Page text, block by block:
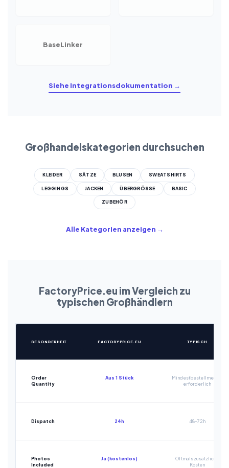
BaseLinker
Siehe Integrationsdokumentation →
Großhandelskategorien durchsuchen
KLEIDER SÄTZE BLUSEN SWEATSHIRTS
LEGGINGS JACKEN ÜBERGRÖSSE BASIC
ZUBEHÖR
Alle Kategorien anzeigen →
FactoryPrice.eu im Vergleich zu
typischen Großhändlern
BESONDERHEIT FACTORYPRICE.EU TYPISCH
Order
Quantity
Aus 1 Stück
Mindestbestellmenge
erforderlich
Dispatch 24h 48-72h
Photos
Included
Ja (kostenlos)
Oftmals zusätzliche
Kosten